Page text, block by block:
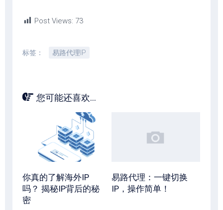
Post Views: 73
标签： 易路代理IP
您可能还喜欢...
你真的了解海外IP
吗？ 揭秘IP背后的秘
密
易路代理：一键切换
IP，操作简单！